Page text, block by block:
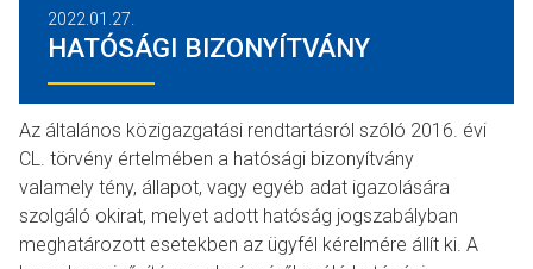
2022.01.27.
HATÓSÁGI BIZONYÍTVÁNY
Az általános közigazgatási rendtartásról szóló 2016. évi
CL. törvény értelmében a hatósági bizonyítvány
valamely tény, állapot, vagy egyéb adat igazolására
szolgáló okirat, melyet adott hatóság jogszabályban
meghatározott esetekben az ügyfél kérelmére állít ki. A